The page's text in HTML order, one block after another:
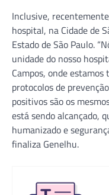
Inclusive,
hospital, na Cidade de
Estado de São Paulo.
unidade do nosso
Campos, onde
protocolos de
positivos são os
está sendo alcançado,
humanizado e
finaliza Genelhu.